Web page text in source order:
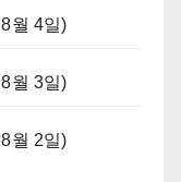
월 4일)
월 3일)
월 2일)